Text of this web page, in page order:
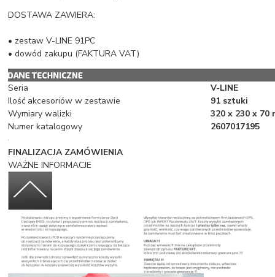
DOSTAWA ZAWIERA:
• zestaw V-LINE 91PC
• dowód zakupu (FAKTURA VAT)
Seria
V-LINE
Ilość akcesoriów w zestawie
91 sztuki
Wymiary walizki
320 x 230 x 70
Numer katalogowy
2607017195
FINALIZACJA ZAMÓWIENIA
WAŻNE INFORMACJE